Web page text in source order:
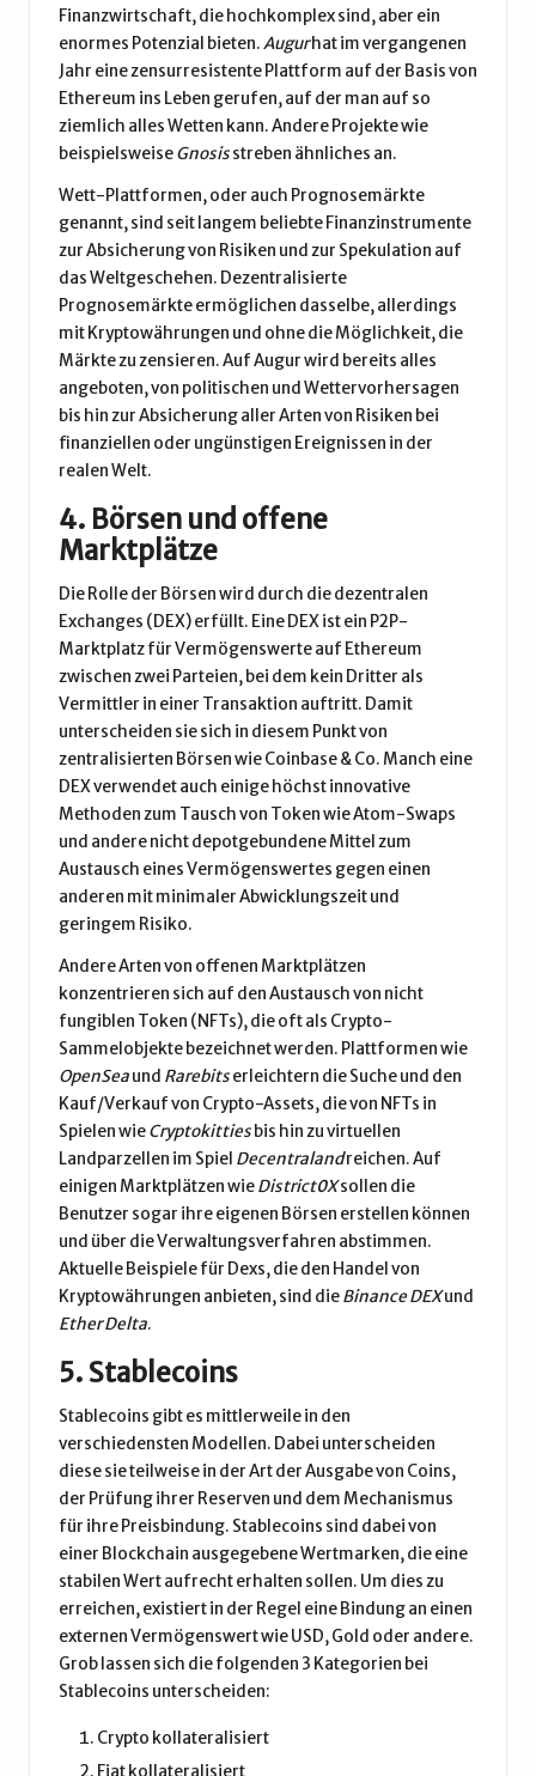
Finanzwirtschaft, die hochkomplex sind, aber ein
enormes Potenzial bieten.Augurhat im vergangenen
Jahr eine zensurresistente Plattform auf der Basis von
Ethereum ins Leben gerufen, auf der man auf so
ziemlich alles Wetten kann. Andere Projekte wie
beispielsweiseGnosisstreben ähnliches an.
Wett-Plattformen, oder auch Prognosemärkte
genannt, sind seit langem beliebte Finanzinstrumente
zur Absicherung von Risiken und zur Spekulation auf
das Weltgeschehen. Dezentralisierte
Prognosemärkte ermöglichen dasselbe, allerdings
mit Kryptowährungen und ohne die Möglichkeit, die
Märkte zu zensieren. Auf Augur wird bereits alles
angeboten, von politischen und Wettervorhersagen
bis hin zur Absicherung aller Arten von Risiken bei
finanziellen oder ungünstigen Ereignissen in der
realen Welt.
4. Börsen und offene
Marktplätze
Die Rolle der Börsen wird durch die dezentralen
Exchanges (DEX) erfüllt. Eine DEX ist ein P2P-
Marktplatz für Vermögenswerte auf Ethereum
zwischen zwei Parteien, bei dem kein Dritter als
Vermittler in einer Transaktion auftritt. Damit
unterscheiden sie sich in diesem Punkt von
zentralisierten Börsen wie Coinbase & Co. Manch eine
DEX verwendet auch einige höchst innovative
Methoden zum Tausch von Token wie Atom-Swaps
und andere nicht depotgebundene Mittel zum
Austausch eines Vermögenswertes gegen einen
anderen mit minimaler Abwicklungszeit und
geringem Risiko.
Andere Arten von offenen Marktplätzen
konzentrieren sich auf den Austausch von nicht
fungiblen Token (NFTs), die oft als Crypto-
Sammelobjekte bezeichnet werden. Plattformen wie
OpenSeaund Rarebitserleichtern die Suche und den
Kauf/Verkauf von Crypto-Assets, die von NFTs in
Spielen wieCryptokittiesbis hin zu virtuellen
Landparzellen im Spiel Decentralandreichen. Auf
einigen Marktplätzen wieDistrict0Xsollen die
Benutzer sogar ihre eigenen Börsen erstellen können
und über die Verwaltungsverfahren abstimmen.
Aktuelle Beispiele für Dexs, die den Handel von
Kryptowährungen anbieten, sind dieBinance DEXund
Ether Delta.
5. Stablecoins
Stablecoins gibt es mittlerweile in den
verschiedensten Modellen. Dabei unterscheiden
diese sie teilweise in der Art der Ausgabe von Coins,
der Prüfung ihrer Reserven und dem Mechanismus
für ihre Preisbindung. Stablecoins sind dabei von
einer Blockchain ausgegebene Wertmarken, die eine
stabilen Wert aufrecht erhalten sollen. Um dies zu
erreichen, existiert in der Regel eine Bindung an einen
externen Vermögenswert wie USD, Gold oder andere.
Grob lassen sich die folgenden 3 Kategorien bei
Stablecoins unterscheiden:
Crypto kollateralisiert
Fiat kollateralisiert